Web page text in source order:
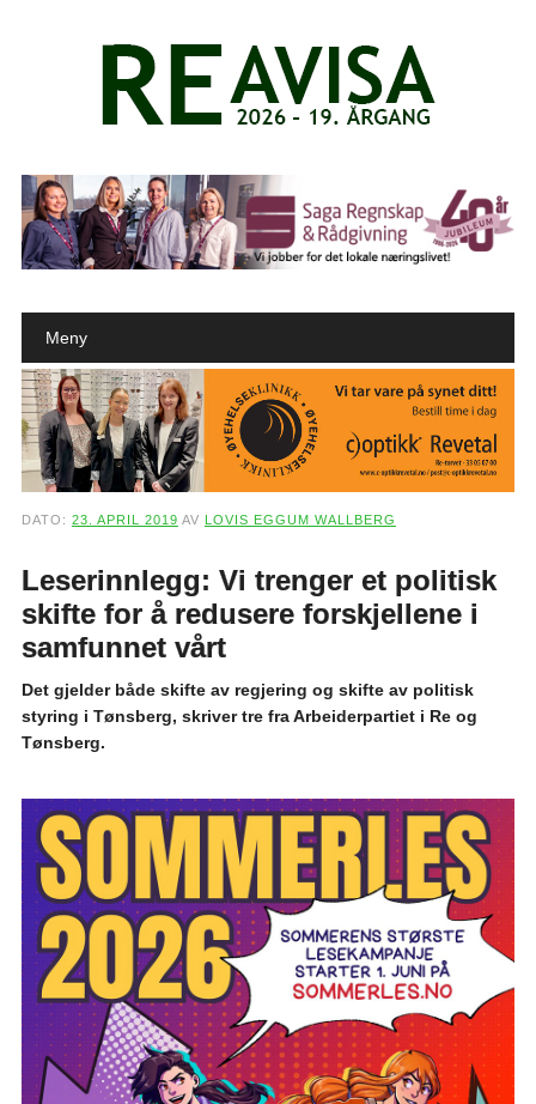
Main menu
Meny
DATO: 23. APRIL 2019 AV LOVIS EGGUM WALLBERG
Leserinnlegg: Vi trenger et politisk
skifte for å redusere forskjellene i
samfunnet vårt
Det gjelder både skifte av regjering og skifte av politisk
styring i Tønsberg, skriver tre fra Arbeiderpartiet i Re og
Tønsberg.